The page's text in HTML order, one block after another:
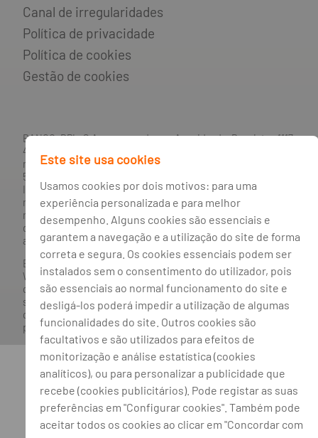
Canal de irregularidades
Política de privacidade
Política de cookies
Gestão de cookies
BANCO BPI, S.A., com sede na Avenida da Boavista, 1117,
4100-129 Porto; Capital Social: € 1 293 063 324,98; matriculada
na CRC Porto sob o número de matrícula PTIRNMJ 501 214
534, como o número de identificação fiscal 501 214 534.
Intermediário financeiro registado na CMVM com o n° 300 e
no Banco de Portugal sob o código n° 10. Agente de Seguros
n.º 419527591, registado junto da Autoridade de Supervisão
de Seguros e Fundos de Pensões em 21/01/2019, e autorizado
a exercer atividade nos Ramos de Seguro Vida e Não Vida.
Banco BPI ©. Todos os direitos reservados.
WebsiteAcessível.O Banco BPI não se responsabiliza por
quaisquer traduções do site efetuadas através do browser,
sendo a versão em língua portuguesa a única versão oficial,
que prevalecerá em qualquer caso. Este site encontra-se em
processo de adoção do novo acordo ortográfico.
Este site usa cookies
Usamos cookies por dois motivos: para uma
experiência personalizada e para melhor
desempenho. Alguns cookies são essenciais e
garantem a navegação e a utilização do site de forma
correta e segura. Os cookies essenciais podem ser
instalados sem o consentimento do utilizador, pois
são essenciais ao normal funcionamento do site e
desligá-los poderá impedir a utilização de algumas
funcionalidades do site. Outros cookies são
facultativos e são utilizados para efeitos de
monitorização e análise estatística (cookies
analíticos), ou para personalizar a publicidade que
recebe (cookies publicitários). Pode registar as suas
preferências em "Configurar cookies". Também pode
aceitar todos os cookies ao clicar em "Concordar com